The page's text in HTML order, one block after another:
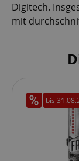
Digitech.
mit
bis